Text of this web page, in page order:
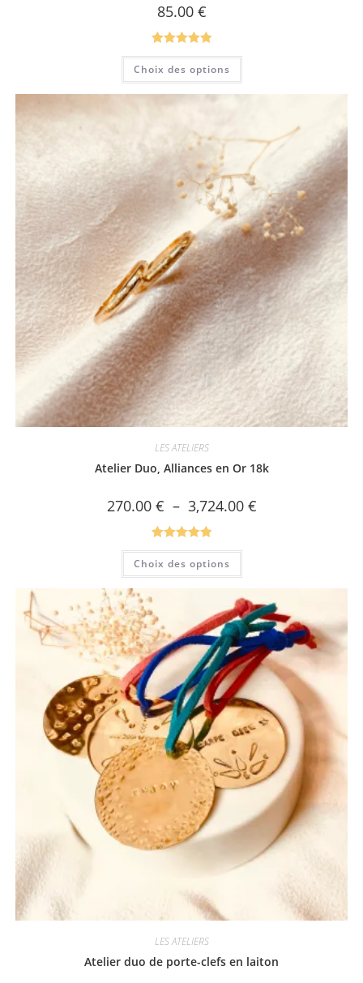
85.00 €
Note5.00
sur 5
Choix des options
Ce
a
plusieurs
peuvent
être
choisies
sur
la
page
du
produit
LES ATELIERS
Atelier Duo, Alliances en Or 18k
270.00 € – 3,724.00 €Plage
de
Note5.00
sur 5
Choix des options
Ce
a
plusieurs
variations.
Les
options
peuvent
être
choisies
sur
la
page
du
produit
LES ATELIERS
Atelier duo de porte-clefs en laiton